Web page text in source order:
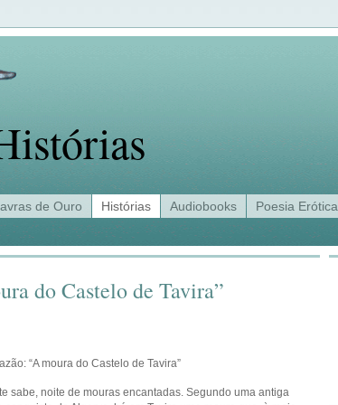
de Ouro Histórias Audiobooks Poesia Erótica
do Castelo de Tavira”
“A moura do Castelo de Tavira”
sabe, noite de mouras encantadas. Segundo uma antiga